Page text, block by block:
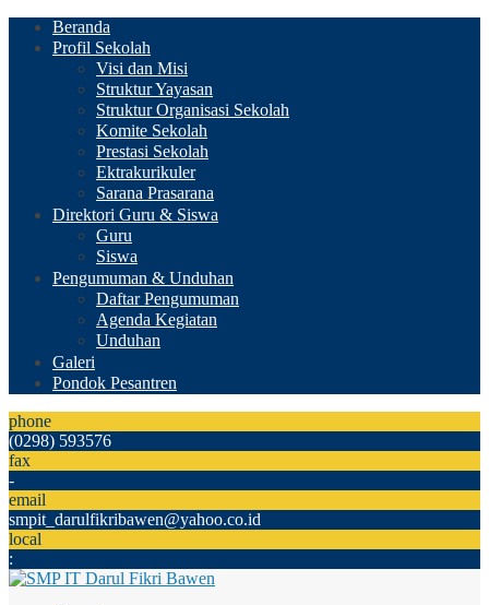
Beranda
Profil Sekolah
Visi dan Misi
Struktur Yayasan
Struktur Organisasi Sekolah
Komite Sekolah
Prestasi Sekolah
Ektrakurikuler
Sarana Prasarana
Direktori Guru & Siswa
Guru
Siswa
Pengumuman & Unduhan
Daftar Pengumuman
Agenda Kegiatan
Unduhan
Galeri
Pondok Pesantren
phone
(0298) 593576
fax
-
email
smpit_darulfikribawen@yahoo.co.id
local
: